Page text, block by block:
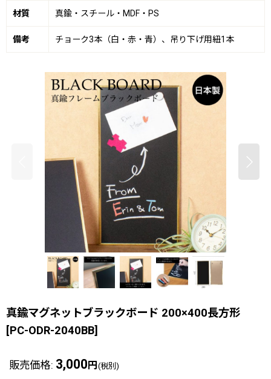
材質 真鍮・スチール・MDF・PS
備考 チョーク3本（白・赤・青）、吊り下げ用紐1本
真鍮マグネットブラックボード 200×400長方形
[PC-ODR-2040BB]
販売価格: 3,000 円 (税別)